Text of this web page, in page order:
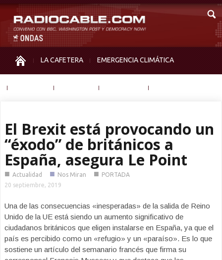
LA CAFETERA EMERGENCIA CLIMÁTICA
El Brexit está provocando un
“éxodo” de británicos a
España, asegura Le Point
■ Actualidad ■ Nos Miran ■ PORTADA
20 septiembre, 2019
Una de las consecuencias «inesperadas» de la salida de Reino
Unido de la UE está siendo un aumento significativo de
ciudadanos británicos que eligen instalarse en España, ya que el
país es percibido como un «refugio» y un «paraíso». Es lo que
sostiene un artículo del semanario francés que firma su